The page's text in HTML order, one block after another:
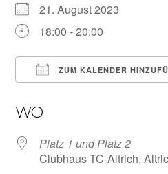
21. August 2023
18:00 - 20:00
ZUM KALENDER
WO
Platz 1 und Platz 2
Clubhaus TC-Altrich,